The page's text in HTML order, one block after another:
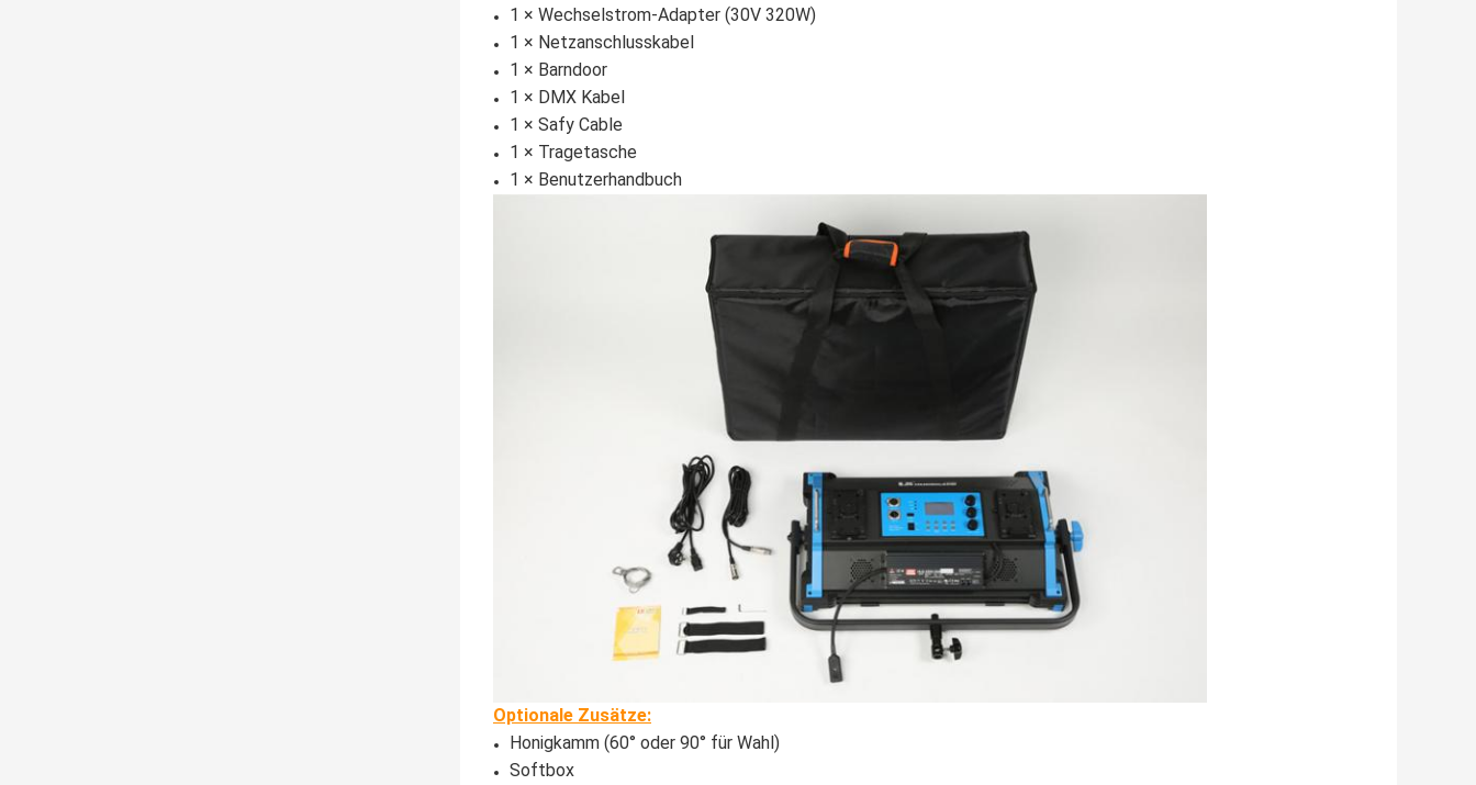
1 × Wechselstrom-Adapter (30V 320W)
1 × Netzanschlusskabel
1 × Barndoor
1 × DMX Kabel
1 × Safy Cable
1 × Tragetasche
1 × Benutzerhandbuch
Optionale Zusätze:
Honigkamm (60° oder 90° für Wahl)
Softbox